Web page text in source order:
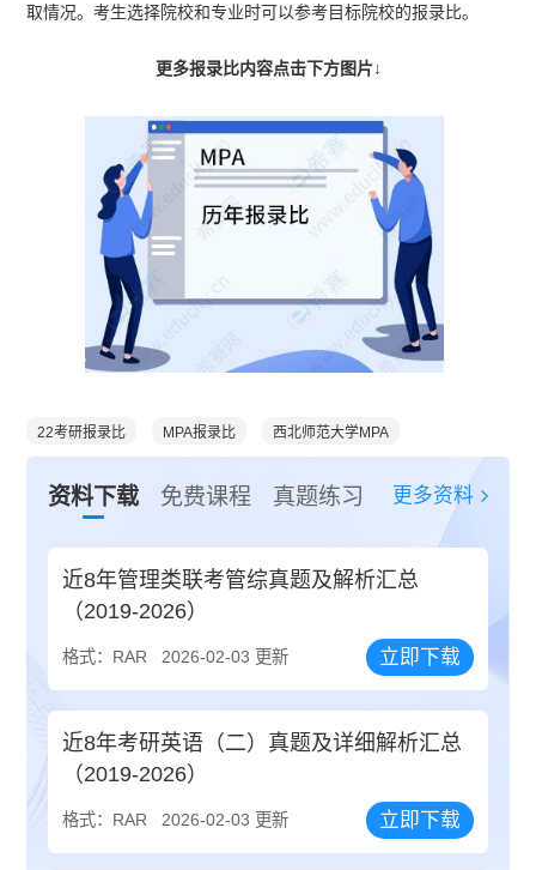
取情况。考生选择院校和专业时可以参考目标院校的报录比。
更多报录比内容点击下方图片↓
22考研报录比 MPA报录比 西北师范大学MPA
资料下载 免费课程 真题练习 更多资料
近8年管理类联考管综真题及解析汇总
（2019-2026）
格式：RAR 2026-02-03 更新 立即下载
近8年考研英语（二）真题及详细解析汇总
（2019-2026）
格式：RAR 2026-02-03 更新 立即下载